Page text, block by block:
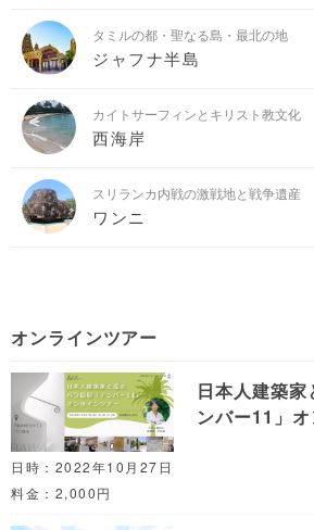
タミルの都・聖なる島・最北の地
ジャフナ半島
カイトサーフィンとキリスト教文化
西海岸
スリランカ内戦の激戦地と戦争遺産
ワンニ
オンラインツアー
日本人建築
ンバー11」
日時：2022年10月27日
料金：2,000円